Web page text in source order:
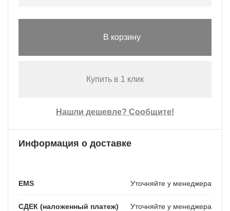
В корзину
Купить в 1 клик
Нашли дешевле? Сообщите!
Информация о доставке
EMS Уточняйте у менеджера
СДЕК (наложенный платеж) Уточняйте у менеджера